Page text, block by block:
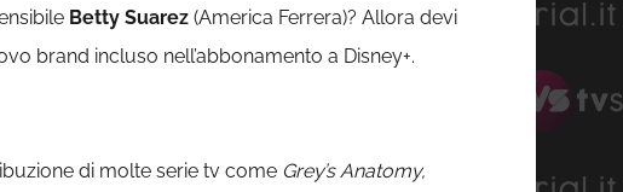
Betty Suarez (America Ferrera)? Allora devi
brand incluso nell’abbonamento a Disney+.
di molte serie tv come Grey’s Anatomy,